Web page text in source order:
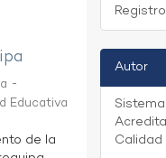
-
Educativa
de la
Registro
Autor
Calidad